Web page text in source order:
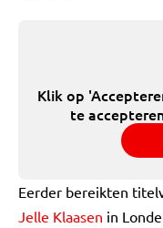
Klik op
te
Eerder bereikten
Jelle Klaasen in